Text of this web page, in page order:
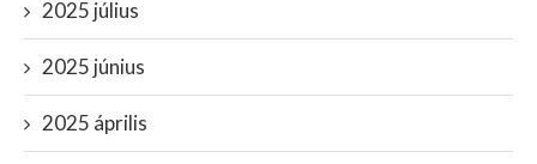
2025 július
2025 június
2025 április